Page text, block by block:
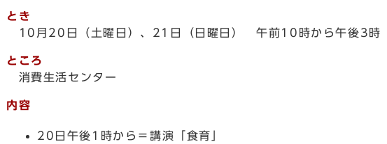
とき
10月20日（土曜日）、21日（日曜日） 午前10時から午後3時
ところ
消費生活センター
内容
20日午後1時から＝講演「食育」